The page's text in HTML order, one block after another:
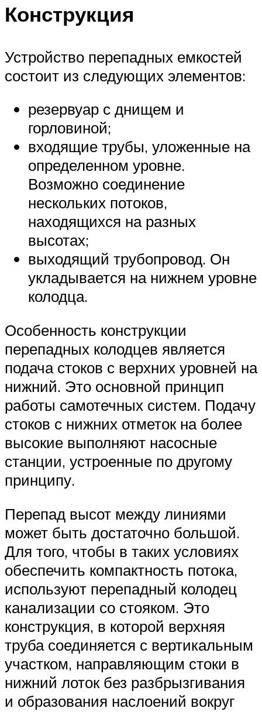
Конструкция
Устройство перепадных емкостей
состоит из следующих элементов:
резервуар с днищем и
горловиной;
входящие трубы, уложенные на
определенном уровне.
Возможно соединение
нескольких потоков,
находящихся на разных
высотах;
выходящий трубопровод. Он
укладывается на нижнем уровне
колодца.
Особенность конструкции
перепадных колодцев является
подача стоков с верхних уровней на
нижний. Это основной принцип
работы самотечных систем. Подачу
стоков с нижних отметок на более
высокие выполняют насосные
станции, устроенные по другому
принципу.
Перепад высот между линиями
может быть достаточно большой.
Для того, чтобы в таких условиях
обеспечить компактность потока,
используют перепадный колодец
канализации со стояком. Это
конструкция, в которой верхняя
труба соединяется с вертикальным
участком, направляющим стоки в
нижний лоток без разбрызгивания
и образования наслоений вокруг